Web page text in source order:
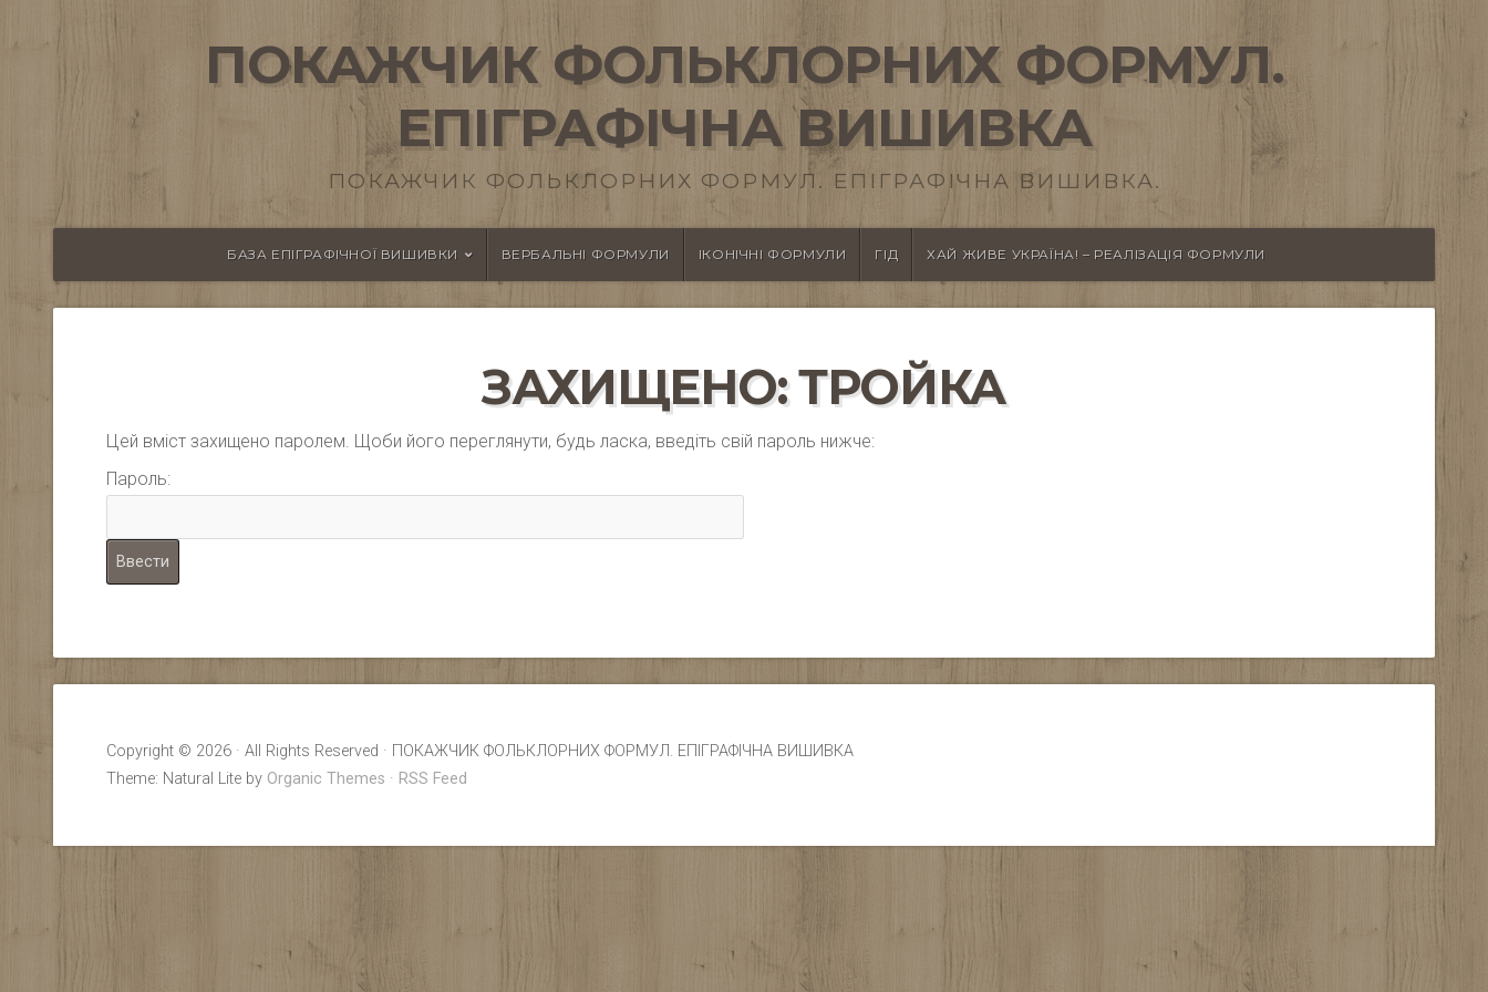
ПОКАЖЧИК ФОЛЬКЛОРНИХ ФОРМУЛ.
ЕПІГРАФІЧНА ВИШИВКА
ПОКАЖЧИК ФОЛЬКЛОРНИХ ФОРМУЛ. ЕПІГРАФІЧНА ВИШИВКА.
БАЗА ЕПІГРАФІЧНОЇ ВИШИВКИ ВЕРБАЛЬНІ ФОРМУЛИ ІКОНІЧНІ ФОРМУЛИ ГІД ХАЙ ЖИВЕ УКРАЇНА! – РЕАЛІЗАЦІЯ ФОРМУЛИ
ЗАХИЩЕНО: ТРОЙКА
Цей вміст захищено паролем. Щоби його переглянути, будь ласка, введіть свій пароль нижче:
Пароль:
Copyright © 2026 · All Rights Reserved · ПОКАЖЧИК ФОЛЬКЛОРНИХ ФОРМУЛ. ЕПІГРАФІЧНА ВИШИВКА
Theme: Natural Lite by Organic Themes · RSS Feed